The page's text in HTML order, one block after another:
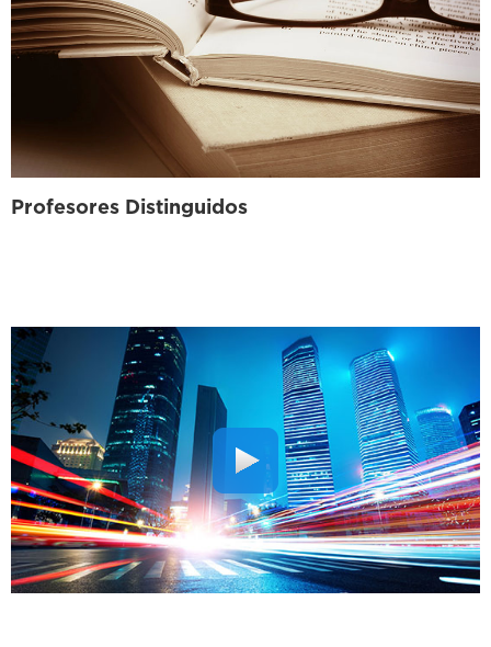
Profesores Distinguidos